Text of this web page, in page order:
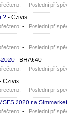
-Poslední
?- Czivis
-Poslední
-Poslední
- BHA640
-Poslední
- Czivis
-Poslední
2020 na
-Poslední